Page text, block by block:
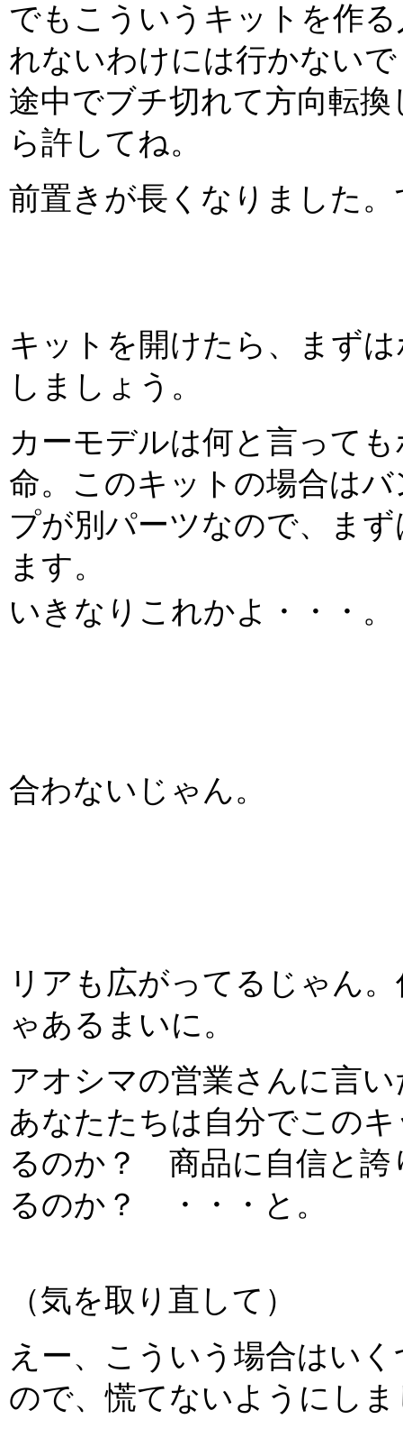
でもこういうキットを作
れないわけには行かない
途中でブチ切れて方向転
ら許してね。
前置きが長くなりました
キットを開けたら、まず
しましょう。
カーモデルは何と言って
命。このキットの場合は
プが別パーツなので、ま
ます。
いきなりこれかよ・・・。
合わないじゃん。
リアも広がってるじゃん
ゃあるまいに。
アオシマの営業さんに言
あなたたちは自分でこの
るのか？ 商品に自信と誇
るのか？ ・・・と。
（気を取り直して）
えー、こういう場合はい
ので、慌てないようにし